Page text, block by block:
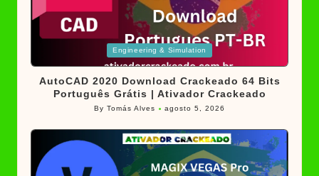
in
Engineering & Simulation
AutoCAD 2020 Download Crackeado 64 Bits
Português Grátis | Ativador Crackeado
Posted
ByTomás Alves agosto 5, 2026